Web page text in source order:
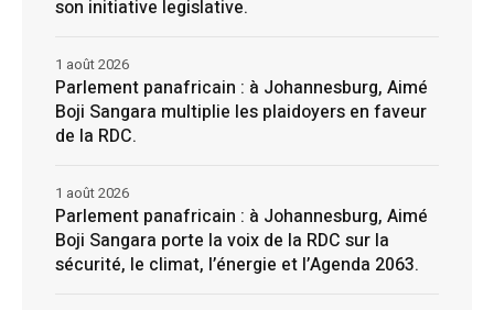
son initiative legislative.
Parlement panafricain : à Johannesburg, Aimé
Boji Sangara multiplie les plaidoyers en faveur
de la RDC.
1 août 2026
Parlement panafricain : à Johannesburg, Aimé
Boji Sangara porte la voix de la RDC sur la
sécurité, le climat, l’énergie et l’Agenda 2063.
1 août 2026